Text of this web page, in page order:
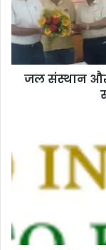
जल संस्थान